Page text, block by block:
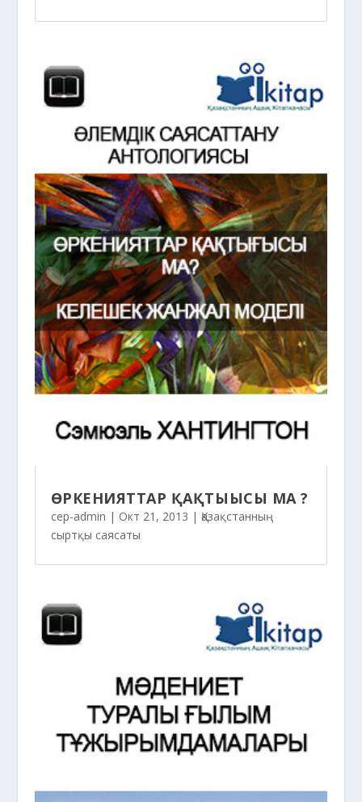
ӨРКЕНИЯТТАР ҚАҚТЫҒЫСЫ МА ?
cep-admin | Окт 21, 2013 | Қазақстанның
сыртқы саясаты